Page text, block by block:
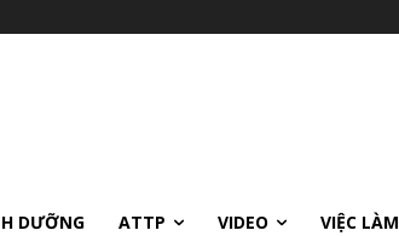
DƯỠNG ATTP VIDEO VIỆC LÀM